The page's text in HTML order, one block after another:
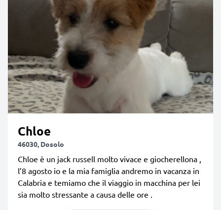
Chloe
46030, Dosolo
Chloe è un jack russell molto vivace e giocherellona ,
l’8 agosto io e la mia famiglia andremo in vacanza in
Calabria e temiamo che il viaggio in macchina per lei
sia molto stressante a causa delle ore .